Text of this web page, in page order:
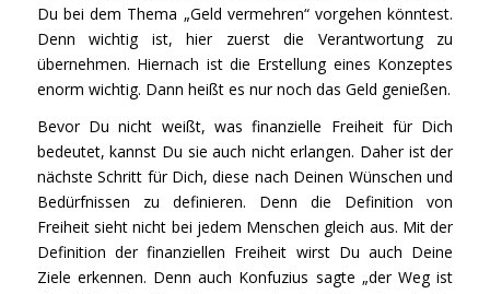
Du bei dem Thema „Geld vermehren“ vorgehen könntest.
Denn wichtig ist, hier zuerst die Verantwortung zu
übernehmen. Hiernach ist die Erstellung eines Konzeptes
enorm wichtig. Dann heißt es nur noch das Geld genießen.
Bevor Du nicht weißt, was finanzielle Freiheit für Dich
bedeutet, kannst Du sie auch nicht erlangen. Daher ist der
nächste Schritt für Dich, diese nach Deinen Wünschen und
Bedürfnissen zu definieren. Denn die Definition von
Freiheit sieht nicht bei jedem Menschen gleich aus. Mit der
Definition der finanziellen Freiheit wirst Du auch Deine
Ziele erkennen. Denn auch Konfuzius sagte „der Weg ist